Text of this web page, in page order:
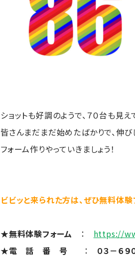
ショットも好調のようで、７０台も見
皆さんまだまだ始めたばかりで、伸
フォーム作りやっていきましょう！
ビビッと来られた方は、ぜひ無料体
★無料体験フォーム ： https://
★電 話 番 号 ： ０３－６９